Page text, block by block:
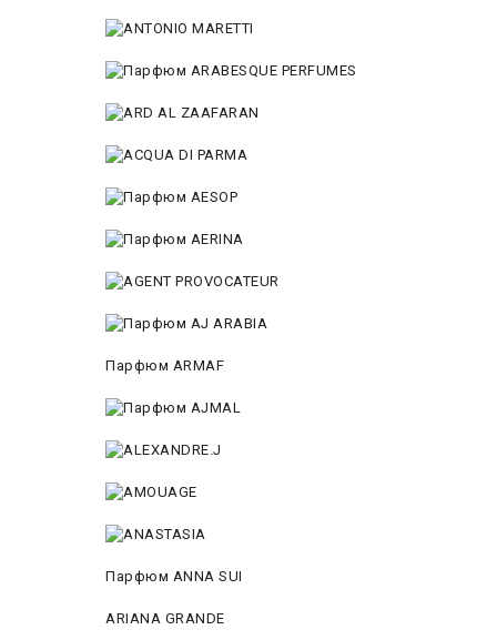
Парфюм ARMAF
Парфюм ANNA SUI
ARIANA GRANDE